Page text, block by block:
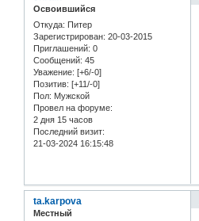
Освоившийся
Откуда: Питер
Зарегистрирован: 20-03-2015
Приглашений: 0
Сообщений: 45
Уважение: [+6/-0]
Позитив: [+11/-0]
Пол: Мужской
Провел на форуме:
2 дня 15 часов
Последний визит:
21-03-2024 16:15:48
ta.karpova
Местный